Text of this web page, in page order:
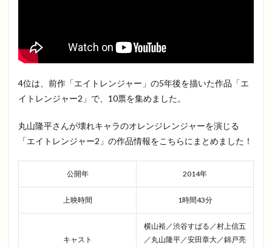
4位は、前作「エイトレンジャー」の5年後を描いた作品「エ
イトレンジャー2」で、10票を集めました。
丸山隆平さんが壊れキャラのオレンジレンジャーを演じる
「エイトレンジャー2」の作品情報をこちらにまとめました！
公開年 2014年
上映時間 1時間43分
キャスト
横山裕／渋谷すばる／村上信五
／丸山隆平／安田章大／錦戸亮